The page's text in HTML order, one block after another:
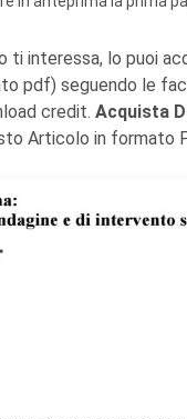
ti interessa, lo puoi
pdf) seguendo le
credit. Acquista
Articolo in formato